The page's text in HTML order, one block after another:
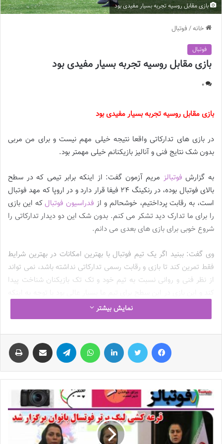
بازی مقابل روسیه تجربه بسیار مفیدی بود
خانه/ فوتبال
فوتبال
بازی مقابل روسیه تجربه بسیار مفیدی بود
0
بازی مقابل روسیه تجربه بسیار مفیدی بود
در بازی های تدارکاتی واقعا نتیجه خیلی مهم نیست و برای من مربی
بدون شک نتایج فنی و آنالیز بازیکنانم خیلی مهمتر بود.
به گزارش فوتبالز مریم آزمون گفت: از اینکه برابر تیمی که در سطح
بالای فوتبال بوده، در رنکینگ ۲۴ فیفا قرار دارد و در اروپا که مهد فوتبال
است، به رقابت پرداختیم، خوشحالم و از فدراسیون فوتبال که این بازی
را برای ما تدارک دید تشکر می کنم. بدون شک این دو دیدار تدارکاتی را
شروع خوبی برای بازی های بعدی می دانم.
وی گفت: ببنید اگر یک تیم فوتبال با بهترین امکانات در بهترین شرایط
فقط تمرین کند تا بازی و رقابت رسمی تدارکاتی نداشته باشد، نمی تواند
از نظر فنی و روانی نسبت به تیم خود و تک تک بازیکنان شناخت پیدا
ما چند ماه زمان تا مسابقات اصلی داریم، معتقدم محک خوبی خوردیم.
آزمونادامه داد: در بازی های تدارکاتی واقعا نتیجه خیلی مهم نیست و
برای من مربی بدون شک نتایج فنی و انالیز بازیکنانم خیلی مهمتر بود که
خوشبختانه به نتایج خوبی رسیدم. اینکه ما در چه پستهای ضعف داریم و
باید از بازیکنان آماده لیگ کمک بگیریم باعث خواهد شد تا در روند رو به
رشد تیم برنامه ریزی دقیق تری داشته باشیم.
وی افزود: ما باید روند بازی با تیم های تراز اول را در دستور کار داشته
باشیم و حداقل تا قبل از مسابقات بتوانیم در فیفا دی ها بازی برگزار
کنیم. اگر ما با تیم ضعیف تر از خودمان بازی می کردیم مطمئنا نمی
توانستیم به نقاط ضعف خود پی ببریم و حتی بازیکنان را در پست های
نمایش بیشتر